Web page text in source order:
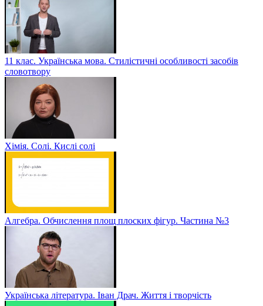
11 клас. Українська мова. Стилістичні особливості засобів
словотвору
Хімія. Солі. Кислі солі
Алгебра. Обчислення площ плоских фігур. Частина №3
Українська література. Іван Драч. Життя і творчість